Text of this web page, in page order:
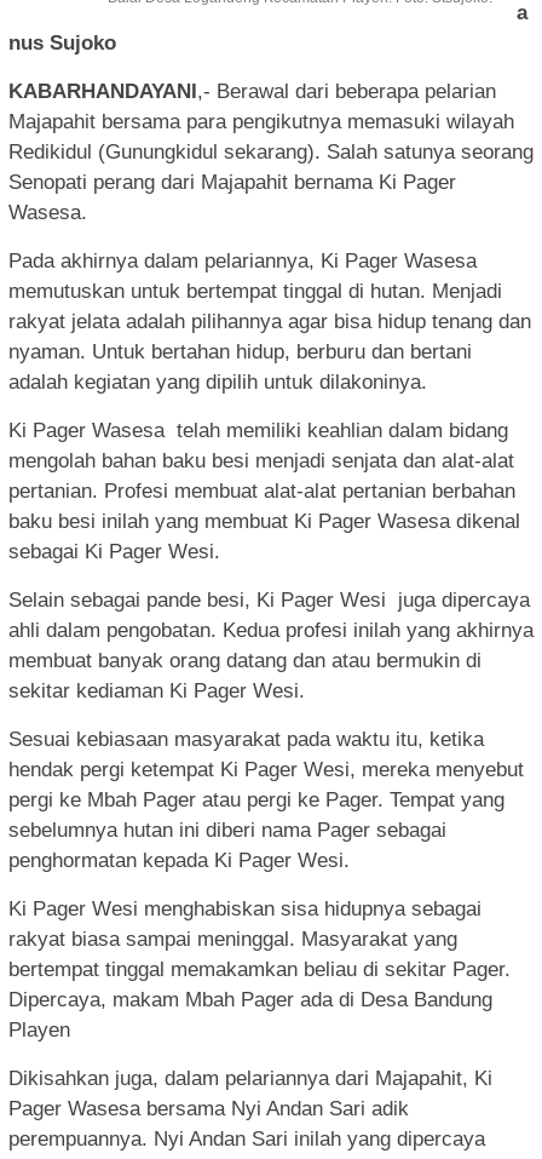
a
nus Sujoko
KABARHANDAYANI,- Berawal dari beberapa pelarian
Majapahit bersama para pengikutnya memasuki wilayah
Redikidul (Gunungkidul sekarang). Salah satunya seorang
Senopati perang dari Majapahit bernama Ki Pager
Wasesa.
Pada akhirnya dalam pelariannya, Ki Pager Wasesa
memutuskan untuk bertempat tinggal di hutan. Menjadi
rakyat jelata adalah pilihannya agar bisa hidup tenang dan
nyaman. Untuk bertahan hidup, berburu dan bertani
adalah kegiatan yang dipilih untuk dilakoninya.
Ki Pager Wasesa telah memiliki keahlian dalam bidang
mengolah bahan baku besi menjadi senjata dan alat-alat
pertanian. Profesi membuat alat-alat pertanian berbahan
baku besi inilah yang membuat Ki Pager Wasesa dikenal
sebagai Ki Pager Wesi.
Selain sebagai pande besi, Ki Pager Wesi juga dipercaya
ahli dalam pengobatan. Kedua profesi inilah yang akhirnya
membuat banyak orang datang dan atau bermukin di
sekitar kediaman Ki Pager Wesi.
Sesuai kebiasaan masyarakat pada waktu itu, ketika
hendak pergi ketempat Ki Pager Wesi, mereka menyebut
pergi ke Mbah Pager atau pergi ke Pager. Tempat yang
sebelumnya hutan ini diberi nama Pager sebagai
penghormatan kepada Ki Pager Wesi.
Ki Pager Wesi menghabiskan sisa hidupnya sebagai
rakyat biasa sampai meninggal. Masyarakat yang
bertempat tinggal memakamkan beliau di sekitar Pager.
Dipercaya, makam Mbah Pager ada di Desa Bandung
Playen
Dikisahkan juga, dalam pelariannya dari Majapahit, Ki
Pager Wasesa bersama Nyi Andan Sari adik
perempuannya. Nyi Andan Sari inilah yang dipercaya